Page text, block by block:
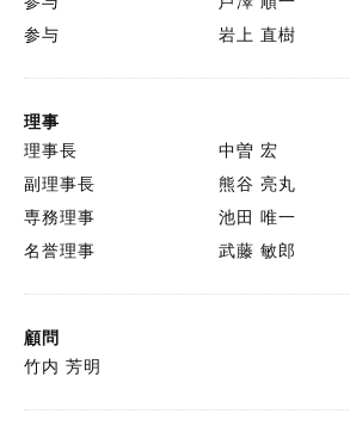
参与
岩上 直樹
理事
理事長
中曽 宏
副理事長
熊谷 亮丸
専務理事
池田 唯一
名誉理事
武藤 敏郎
顧問
竹内 芳明